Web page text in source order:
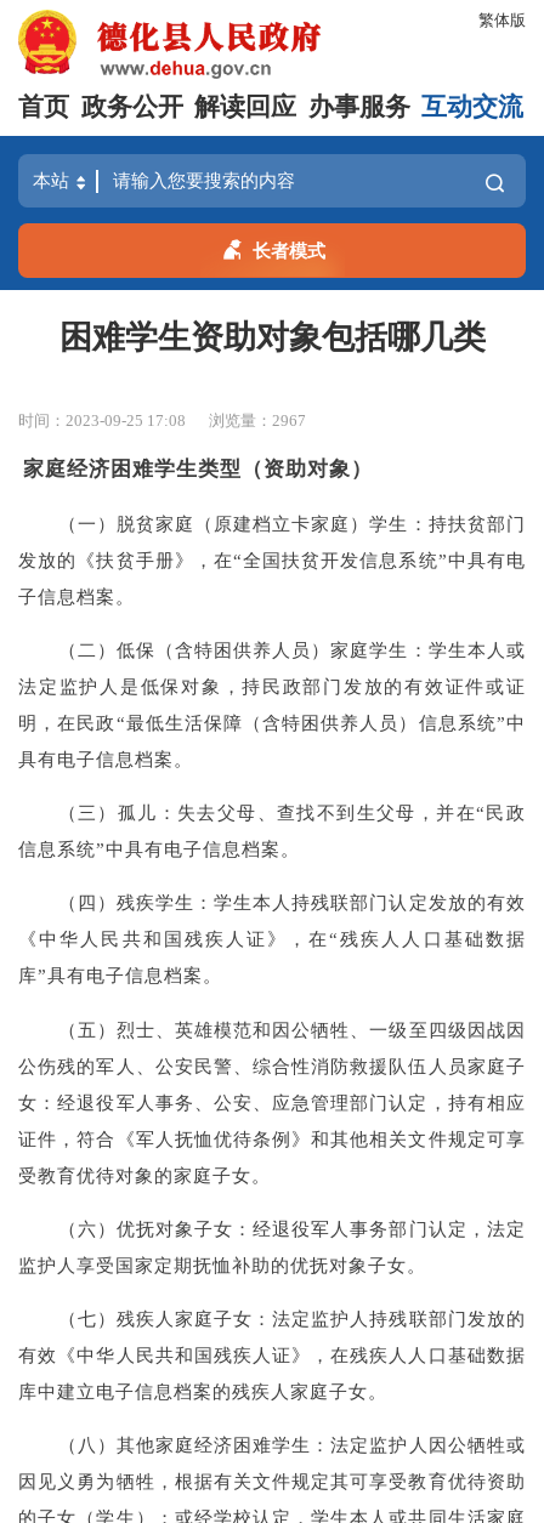
繁体版
首页 政务公开 解读回应 办事服务 互动交流
长者模式
困难学生资助对象包括哪几类
时间：2023-09-25 17:08 浏览量：2967
家庭经济困难学生类型（资助对象）
（一）脱贫家庭（原建档立卡家庭）学生：持扶贫部门
发放的《扶贫手册》，在“全国扶贫开发信息系统”中具有电
子信息档案。
（二）低保（含特困供养人员）家庭学生：学生本人或
法定监护人是低保对象，持民政部门发放的有效证件或证
明，在民政“最低生活保障（含特困供养人员）信息系统”中
具有电子信息档案。
（三）孤儿：失去父母、查找不到生父母，并在“民政
信息系统”中具有电子信息档案。
（四）残疾学生：学生本人持残联部门认定发放的有效
《中华人民共和国残疾人证》，在“残疾人人口基础数据
库”具有电子信息档案。
（五）烈士、英雄模范和因公牺牲、一级至四级因战因
公伤残的军人、公安民警、综合性消防救援队伍人员家庭子
女：经退役军人事务、公安、应急管理部门认定，持有相应
证件，符合《军人抚恤优待条例》和其他相关文件规定可享
受教育优待对象的家庭子女。
（六）优抚对象子女：经退役军人事务部门认定，法定
监护人享受国家定期抚恤补助的优抚对象子女。
（七）残疾人家庭子女：法定监护人持残联部门发放的
有效《中华人民共和国残疾人证》，在残疾人人口基础数据
库中建立电子信息档案的残疾人家庭子女。
（八）其他家庭经济困难学生：法定监护人因公牺牲或
因见义勇为牺牲，根据有关文件规定其可享受教育优待资助
的子女（学生）；或经学校认定，学生本人或共同生活家庭